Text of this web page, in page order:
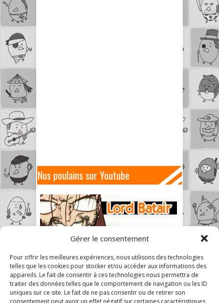
Gérer le consentement
Pour offrir les meilleures expériences, nous utilisons des technologies
telles que les cookies pour stocker et/ou accéder aux informations des
appareils. Le fait de consentir à ces technologies nous permettra de
traiter des données telles que le comportement de navigation ou les ID
uniques sur ce site. Le fait de ne pas consentir ou de retirer son
consentement peut avoir un effet négatif sur certaines caractéristiques
Nos poulains sur Youtube